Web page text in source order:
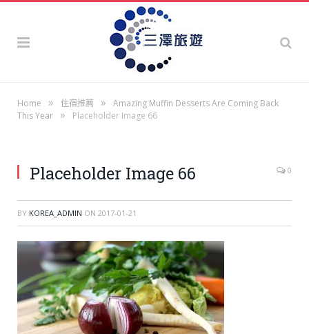
Home » 住宿推薦 »
Amazing Muffin Desserts Are Coming Back
This Year
» Placeholder Image 66
Placeholder Image 66 0
BY KOREA_ADMIN ON 2017-01-21